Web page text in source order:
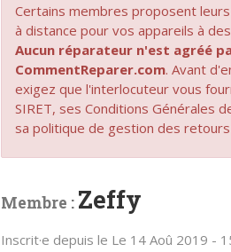
Certains membres proposent
à distance pour vos appareils à
Aucun réparateur n'est agréé
CommentReparer.com. Avant
exigez que l'interlocuteur vous
SIRET, ses Conditions Générales
sa politique de gestion des
Membre : Zeffy
Inscrit·e depuis le Le 14 Aoû 2019 -